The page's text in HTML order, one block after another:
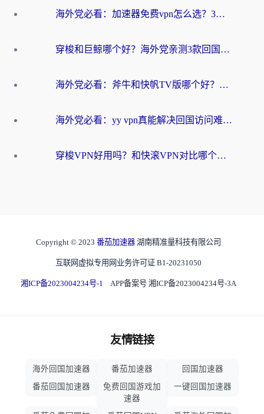
海外党必看：加速器免费vpn怎么选？3步教你无缝访问国内资源
穿梭和巨鲸哪个好？海外党亲测3款回国加速器，教你避开90%的坑
海外党必看：斧牛和快帆TV版哪个好？3分钟选对回国加速器，无缝刷B站、追热剧
海外党必看：yy vpn真能解决回国访问难题？附云极initap测评+免费方案对比
穿梭VPN好用吗？和快滚VPN对比哪个回国效果更好？海外党选回国加速器必看指南
Copyright © 2023 番茄加速器 湖南精准量科技有限公司
互联网虚拟专用网业务许可证 B1-20231050
湘ICP备2023004234号-1 APP备案号 湘ICP备2023004234号-3A
友情链接
海外回国加速器 番茄加速器
回国加速器
番茄回国加速器
免费回国游戏加
速器
一键回国加速器